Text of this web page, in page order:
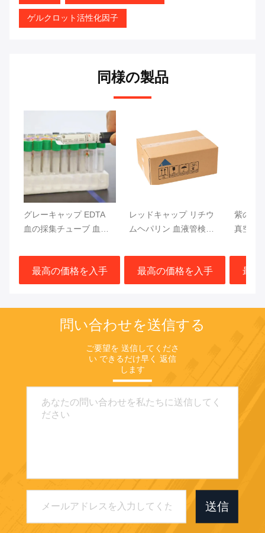
ゲルクロット活性化因子
同様の製品
グレーキャップ EDTA
血の採集チューブ 血糖
プル
最高の価格を入手
レッドキャップ リチウ
ムヘパリン 血液管検査
ジェル分離器
最高の価格を入手
紫のキ
真空血
トップ
最高
問い合わせを送信する
ご要望を 送信してくださ
い できるだけ早く 返信
します
送信